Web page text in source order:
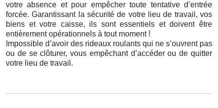
votre absence et pour empêcher toute tentative d’entrée
forcée. Garantissant la sécurité de votre lieu de travail, vos
biens et votre caisse, ils sont essentiels et doivent être
entièrement opérationnels à tout moment !
Impossible d’avoir des rideaux roulants qui ne s’ouvrent pas
ou de se clôturer, vous empêchant d’accéder ou de quitter
votre lieu de travail.